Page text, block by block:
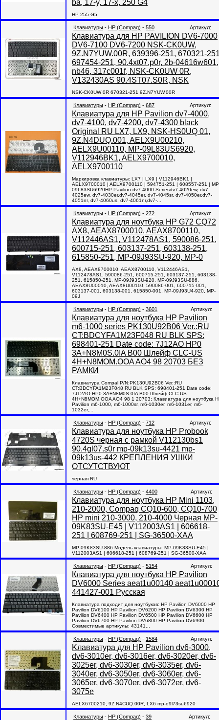
ba, 17-y, 17-x, 250 G4
НР 255 G5
Клавиатуры - HP (Compaq) - 550 Артикул:
Клавиатура для HP PAVILION DV6-7000
DV6-7100 DV6-7200 NSK-CK0UW,
9Z.N7YUW.00R, 639396-251, 670321-
697454-251, 90.4xt07.p0r, 2b-04616w601,
nb46, 317c001f, NSK-CK0UW 0R,
V132430AS 90.4ST07.S0R, NSK
NSK-CK0UW 0R 670321-251 9Z.N7YUW.00R
Клавиатуры - HP (Compaq) - 687 Артикул:
Клавиатура для HP Pavilion dv7-4000,
dv7-4100, dv7-4200, dv7-4300 black
Original RU LX7, LX9, NSK-HS0UQ 01,
9Z.N4DUQ.001, AELX9U00210,
AELX9U00110, MP-09L83US6920,
V112946BK1, AELX9700010,
AELX9700110
Маркировка клавиатуры: LX7 | LX9 | V112946BK1 |
AELX9700010 | AELX9700110 | 594751-251 | 608557-251 |
09L83SU6920HP Pavilion dv7-4000 Seriesdv7-4020ew, dv7-
4025ew, dv7-4030er,dv7-4045er, dv7-4045sr, dv7-4050er,dv7-
4051nr, dv7-4060us, dv7-4061nr,dv7-...
Клавиатуры - HP (Compaq) - 272 Артикул:
Клавиатура для ноутбука HP G72 CQ72
AX8, AEAX8700010, AEAX8700110,
V112446AS1, V112478AS1, 590086-251,
600715-251, 603137-251, 603138-251,
615850-251, MP-09J93SU-920, MP-0
AX8, AEAX8700010, AEAX8700110, V112446AS1,
V112478AS1, 590086-251, 600715-251, 603137-251, 603138-
251, 615850-251, MP-09J93SU-920, MP-09J93SU-886,
AEAX8U00010, AEAX8U00110, 590086-001, 600715-001,
603137-001, 603138-001, 615850-001, MP-09J93U4-920, MP-
09J
Клавиатуры - HP (Compaq) - 3601 Артикул:
Клавиатура для ноутбука HP Pavilion
m6-1000 series PK130U92B06 Ver.:RU
CT:BDCYFA1M23F048 RU BLK SPS:
698401-251 Date code: 7J12AO HP0
3A+N8M0S.0IA B00 Шлейф CLC-US
4H+N8MOM.OOA AO4 98 20703 БЕЗ
РАМКИ
Клавиатура Compal P/N:PK130U92B06 Ver.:RU
CT:BDCYFA1M23F048 RU BLK SPS: 698401-251 Date code:
7J12AO HP0 3A+N8M0S.0IA B00 Шлейф CLC-US
4H+N8MOM.OOA AO4 98 1 20703; Клавиатура для ноутбука
Pavilion m6-1000, m6-1000sr, m6-1030er, m6-1031er, m6-
1032er,...
Клавиатуры - HP (Compaq) - 712 Артикул:
Клавиатура для ноутбука HP Probook
4720S черная с рамкой V112130bs1
90.4gl07.s0r mp-09k13su-4421 mp-
09k13us-442 КРЕПЛЕНИЯ УШКИ
ОТСУТСТВУЮТ
черная RU
Клавиатуры - HP (Compaq) - 4400 Артикул:
Клавиатура для ноутбука HP Mini 1103,
210-2000, Compaq CQ10-600, CQ10-700
HP mini 210-3000, 210-4000 Черная MP-
09K83SU-E45 | V112003AS1 | 606618-
251 | 608769-251 | SG-36500-XAA
MP-09K83SU-886 Модель клавиатуры: MP-09K83SU-E45 |
V112003AS1 | 606618-251 | 608769-251 | SG-36500-XAA
Клавиатуры - HP (Compaq) - 5154 Артикул:
Клавиатура для ноутбука HP Pavilion
DV6000 Series aeat1u00140
441427-001 Русская
Клавиатура подходит для ноутбуков: HP Pavilion DV6000 HP
Pavilion DV6100 HP Pavilion DV6200 HP Pavilion DV6300 HP
Pavilion DV6400 HP Pavilion DV6500 HP Pavilion DV6600 HP
Pavilion DV6700 HP Pavilion DV6800 HP Pavilion DV6900
Совместимые артикулы: 43141...
Клавиатуры - HP (Compaq) - 1584 Артикул:
Kлавиатура для HP Pavilion dv6-3000,
dv6-3010er, dv6-3016er, dv6-3020er, dv6-
3025er, dv6-3030er, dv6-3035er, dv6-
3040er, dv6-3050er, dv6-3060er, dv6-
3065er, dv6-3070er, dv6-3072er, dv6-
3075e
AELX6700210, 9Z.N4CUQ.00R, LX6 mp-o9l73su6920
Клавиатуры - HP (Compaq) - 39 Артикул: